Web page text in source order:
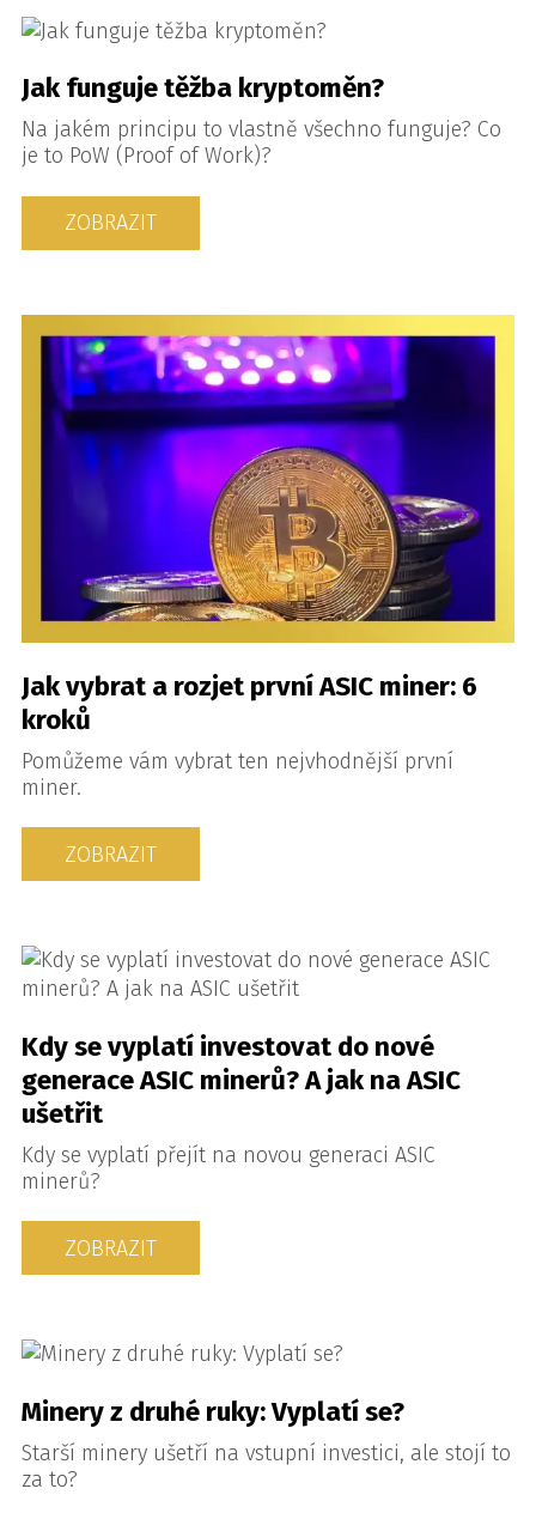
Jak funguje těžba kryptoměn?
Na jakém principu to vlastně všechno funguje? Co
je to PoW (Proof of Work)?
ZOBRAZIT
Jak vybrat a rozjet první ASIC miner: 6
kroků
Pomůžeme vám vybrat ten nejvhodnější první
miner.
ZOBRAZIT
Kdy se vyplatí investovat do nové
generace ASIC minerů? A jak na ASIC
ušetřit
Kdy se vyplatí přejít na novou generaci ASIC
minerů?
ZOBRAZIT
Minery z druhé ruky: Vyplatí se?
Starší minery ušetří na vstupní investici, ale stojí to
za to?